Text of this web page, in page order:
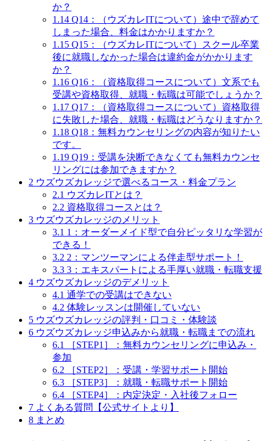
か？
1.14 Q14：（ウズカレITについて）途中で辞めて
しまった場合、料金はかかりますか？
1.15 Q15：（ウズカレITについて）スクール卒業
後に就職しなかった場合は違約金がかかります
か？
1.16 Q16：（資格取得コースについて）文系でも
受講や資格取得、就職・転職は可能でしょうか？
1.17 Q17：（資格取得コースについて）資格取得
に失敗した場合、就職・転職はどうなりますか？
1.18 Q18：無料カウンセリングの内容が知りたい
です。
1.19 Q19：受講を決断できなくても無料カウンセ
リングには参加できますか？
2 ウズウズカレッジで選べるコース・料金プラン
2.1 ウズカレITとは？
2.2 資格取得コースとは？
3 ウズウズカレッジのメリット
3.1 1：オーダーメイド型で自分ピッタリな学習が
できる！
3.2 2：マンツーマンによる伴走型サポート！
3.3 3：エキスパートによる手厚い就職・転職支援
4 ウズウズカレッジのデメリット
4.1 通学での受講はできない
4.2 体験レッスンは開催していない
5 ウズウズカレッジの評判・口コミ・体験談
6 ウズウズカレッジ申込みから就職・転職までの流れ
6.1
［STEP1］：無料カウンセリングに申込み・
参加
6.2 ［STEP2］：受講・学習サポート開始
6.3 ［STEP3］：就職・転職サポート開始
6.4 ［STEP4］：内定決定・入社後フォロー
7 よくある質問【公式サイトより】
8 まとめ